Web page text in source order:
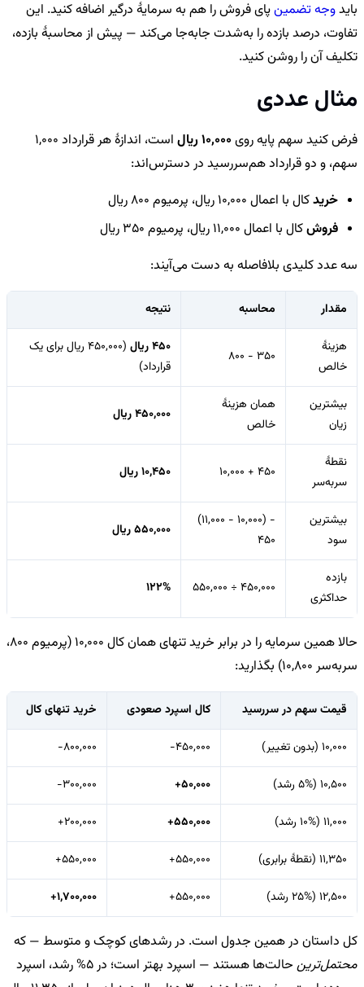
بایدوجه تضمینپای فروش را هم به سرمایهٔ درگیر اضافه کنید. این
تفاوت، درصد بازده را به‌شدت جابه‌جا می‌کند — پیش از محاسبهٔ بازده،
تکلیف آن را روشن کنید.
مثال عددی
فرض کنید سهم پایه روی10,000 ریال
است، اندازهٔ هر قرارداد 1,000
سهم، و دو قرارداد هم‌سررسید در دسترس‌اند:
خریدکال با اعمال 10,000 ریال، پرمیوم 800 ریال
فروشکال با اعمال 11,000 ریال، پرمیوم 350 ریال
سه عدد کلیدی بلافاصله به دست می‌آیند:
مقدار محاسبه نتیجه
هزینهٔ
خالص
800 − 350
450 ریال
(450,000 ریال برای یک
قرارداد)
بیشترین
زیان
همان هزینهٔ
خالص
450,000 ریال
نقطهٔ
سربه‌سر
10,000 + 450 10,450 ریال
بیشترین
سود
(11,000 − 10,000) −
450
550,000 ریال
بازده
حداکثری
550,000 ÷ 450,000
122%
حالا همین سرمایه را در برابر خرید تنهای همان کال 10,000 (پرمیوم 800،
سربه‌سر 10,800) بگذارید:
قیمت سهم در سررسید کال اسپرد صعودی خرید تنهای کال
10,000 (بدون تغییر) −450,000
−800,000
10,500 (5% رشد) +50,000
−300,000
11,000 (10% رشد) +550,000
+200,000
11,350 (نقطهٔ برابری) +550,000
+550,000
12,500 (25% رشد) +550,000
+1,700,000
کل داستان در همین جدول است. در رشدهای کوچک و متوسط — که
محتمل‌ترین
حالت‌ها هستند — اسپرد بهتر است؛ در 5% رشد، اسپرد